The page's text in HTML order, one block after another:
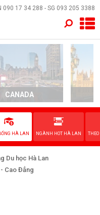
090 17 34 288 - SG 093 205 3388
CANADA
HÀ LAN NGÀNH HOT HÀ LAN
Du học Hà Lan
Cao Đẳng
×